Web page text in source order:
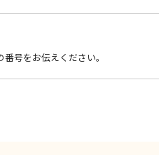
号をお伝えください。